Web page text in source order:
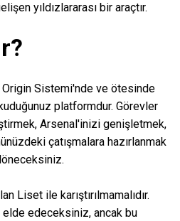
yıldızlararası bir araçtır.
Sistemi'nde ve ötesinde
platformdur. Görevler
Arsenal'inizi genişletmek,
çatışmalara hazırlanmak
Liset ile karıştırılmamalıdır.
edeceksiniz, ancak bu